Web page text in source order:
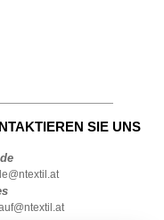
SIE UNS